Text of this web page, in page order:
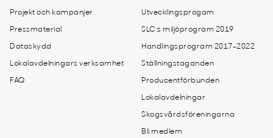
Projekt och kampanjer
Pressmaterial
Dataskydd
Lokalavdelningars verksamhet
FAQ
Utvecklingsprogam
SLC:s miljöprogram 2019
Handlingsprogram 2017-2022
Ställningstaganden
Producentförbunden
Lokalavdelningar
Skogsvårdsföreningarna
Bli medlem